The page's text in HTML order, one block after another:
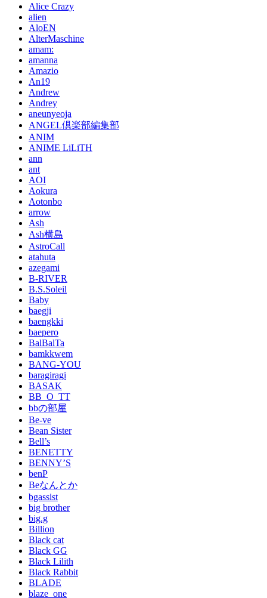
Alice Crazy
alien
AloEN
AlterMaschine
amam:
amanna
Amazio
An19
Andrew
Andrey
aneunyeoja
ANGEL倶楽部編集部
ANIM
ANIME LiLiTH
ann
ant
AOI
Aokura
Aotonbo
arrow
Ash
Ash横島
AstroCall
atahuta
azegami
B-RIVER
B.S.Soleil
Baby
baegji
baengkki
baepero
BalBalTa
bamkkwem
BANG-YOU
baragiragi
BASAK
BB_O_TT
bbの部屋
Be-ve
Bean Sister
Bell’s
BENETTY
BENNY’S
benP
Beなんとか
bgassist
big brother
big.g
Billion
Black cat
Black GG
Black Lilith
Black Rabbit
BLADE
blaze_one